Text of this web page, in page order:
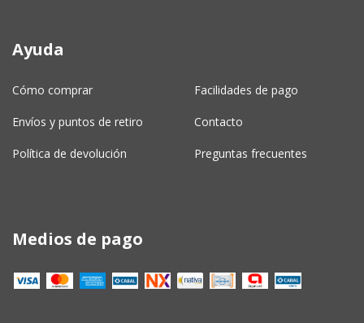
Ayuda
Cómo comprar Facilidades de pago
Envíos y puntos de retiro Contacto
Política de devolución Preguntas frecuentes
Medios de pago